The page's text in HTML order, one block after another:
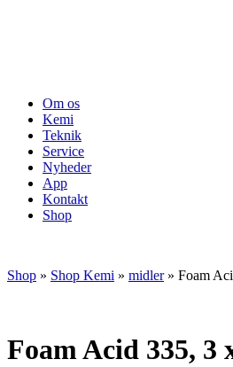
Om os
Kemi
Teknik
Service
Nyheder
App
Kontakt
Shop
Shop » Shop Kemi » midler» Foam
Foam Acid 335, 3